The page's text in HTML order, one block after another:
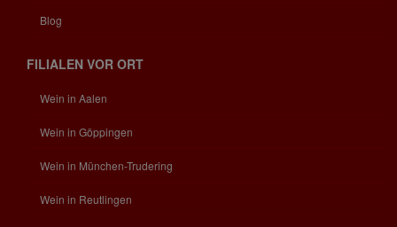
Blog
FILIALEN VOR ORT
Wein in Aalen
Wein in Göppingen
Wein in München-Trudering
Wein in Reutlingen